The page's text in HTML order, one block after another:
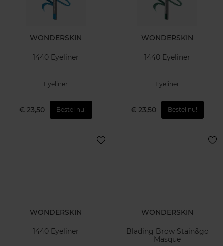
WONDERSKIN
1440 Eyeliner
Eyeliner
€ 23,50 Bestel nu!
WONDERSKIN
1440 Eyeliner
Eyeliner
€ 23,50 Bestel nu!
WONDERSKIN
1440 Eyeliner
WONDERSKIN
Blading Brow Stain&go
Masque